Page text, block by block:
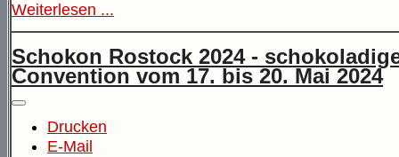
Weiterlesen ...
Schokon Rostock 2024 -
Convention vom 17. bis 20. Mai 2024
Drucken
E-Mail